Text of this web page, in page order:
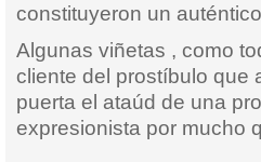
constituyeron un
Algunas viñetas , como
cliente del prostíbulo que
puerta el ataúd de una
expresionista por mucho